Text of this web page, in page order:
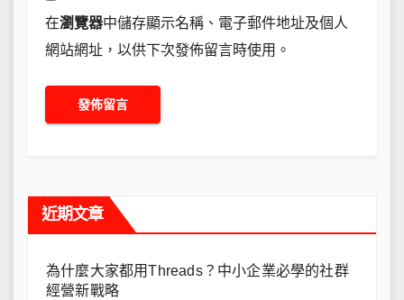
在瀏覽器中儲存顯示名稱、電子郵件地址及個人
網站網址，以供下次發佈留言時使用。
近期文章
為什麼大家都用Threads？中小企業必學的社群
經營新戰略